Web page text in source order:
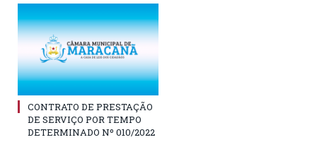
CONTRATO DE PRESTAÇÃO
DE SERVIÇO POR TEMPO
DETERMINADO Nº 010/2022